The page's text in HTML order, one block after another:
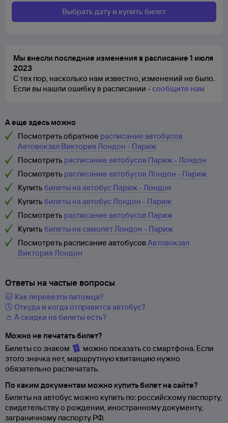
Выбрать дату и купить билет
Мы внесли последние изменения в расписание 1 июля
2023
С тех пор, насколько нам известно, изменений не было.
Если вы нашли ошибку в расписании -сообщите нам
А еще здесь можно
Посмотреть обратное расписание автобусов
Автовокзал Виктория Лондон - Париж
Посмотреть расписание автобусов Париж - Лондон
Посмотреть расписание автобусов Лондон - Париж
Купить билеты на автобус Париж - Лондон
Купить билеты на автобус Лондон - Париж
Посмотреть расписание автобусов Париж
Купить билеты на самолет Лондон - Париж
Посмотреть расписание автобусовАвтовокзал
Виктория Лондон
Ответы на частые вопросы
🐱 Как перевезти питомца?
🕔 Откуда и когда отправится автобус?
👛 А скидки на билеты есть?
Можно не печатать билет?
Билеты со знаком
можно показать со смартфона. Если
этого значка нет, маршрутную квитанцию нужно
обязательно распечатать.
По каким документам можно купить билет на сайте?
Билеты на автобус можно купить по: российскому паспорту,
свидетельству о рождении, иностранному документу,
заграничному паспорту РФ.